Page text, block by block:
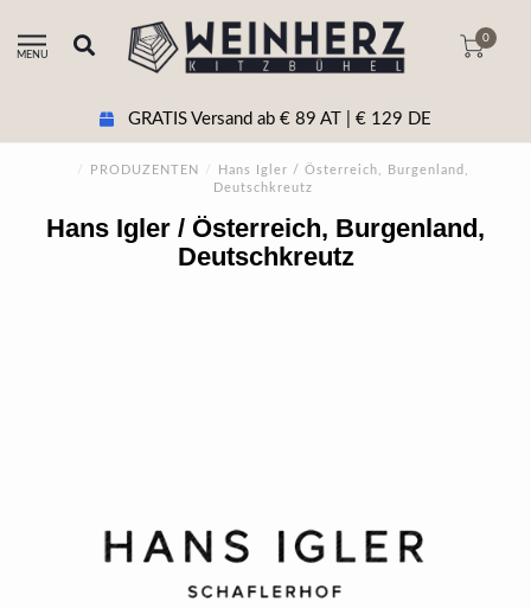
MENU
0
GRATIS Versand ab € 89 AT | € 129 DE
/ PRODUZENTEN /
Hans Igler / Österreich, Burgenland,
Deutschkreutz
Hans Igler / Österreich, Burgenland,
Deutschkreutz